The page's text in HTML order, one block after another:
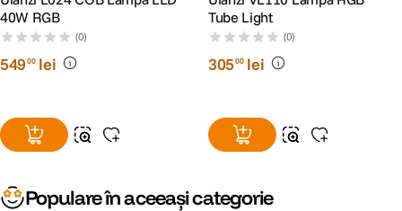
40W RGB
(0)
54900 lei
Tube Light
(0)
30500 lei
Populare în aceeași categorie